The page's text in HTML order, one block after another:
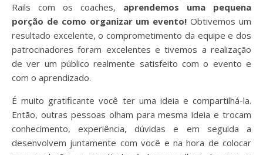
Rails com os coaches, aprendemos uma pequena
porção de como organizar um evento! Obtivemos um
resultado excelente, o comprometimento da equipe e dos
patrocinadores foram excelentes e tivemos a realização
de ver um público realmente satisfeito com o evento e
com o aprendizado.
É muito gratificante você ter uma ideia e compartilhá-la.
Então, outras pessoas olham para mesma ideia e trocam
conhecimento, experiência, dúvidas e em seguida a
desenvolvem juntamente com você e na hora de colocar